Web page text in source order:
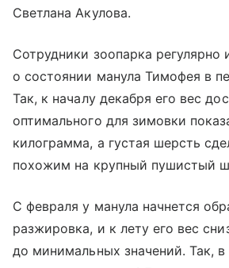
Светлана Акулова.
Сотрудники зоопарка
о состоянии манула Тимофея в
Так, к началу декабря его вес
оптимального для зимовки
килограмма, а густая шерсть
похожим на крупный пушистый
С февраля у манула начнется
разжировка, и к лету его вес
до минимальных значений. Так,